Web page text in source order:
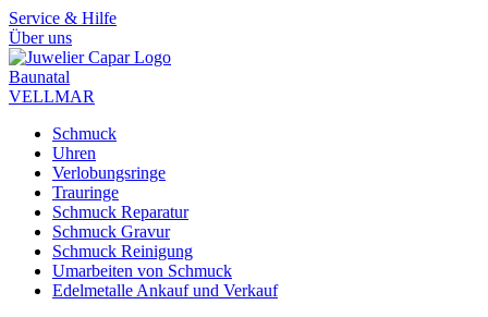
Zum
Inhalt
springen
Service & Hilfe
Über uns
Baunatal
VELLMAR
Schmuck
Uhren
Verlobungsringe
Trauringe
Schmuck Reparatur
Schmuck Gravur
Schmuck Reinigung
Umarbeiten von Schmuck
Edelmetalle Ankauf und Verkauf